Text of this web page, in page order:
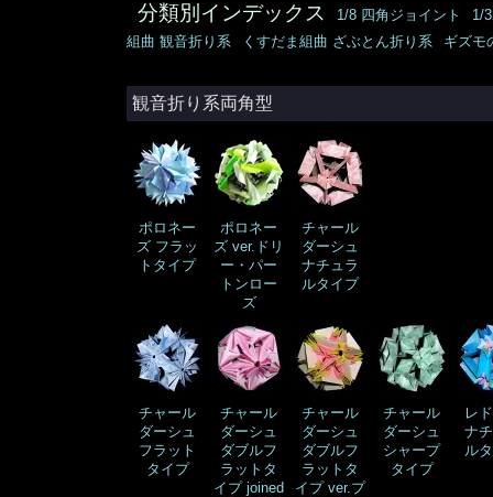
分類別インデックス 1/8 四角ジョイント
1/
組曲 観音折り系
くすだま組曲 ざぶとん折り系 ギズモ
観音折り系両角型
ポロネー
ズ フラッ
トタイプ
ポロネー
ズ ver.ドリ
ー・パー
トンロー
ズ
チャール
ダーシュ
ナチュラ
ルタイプ
チャール
ダーシュ
フラット
タイプ
チャール
ダーシュ
ダブルフ
ラットタ
イプ joined
チャール
ダーシュ
ダブルフ
ラットタ
イプ ver.プ
チャール
ダーシュ
シャープ
タイプ
レ
ナ
ル